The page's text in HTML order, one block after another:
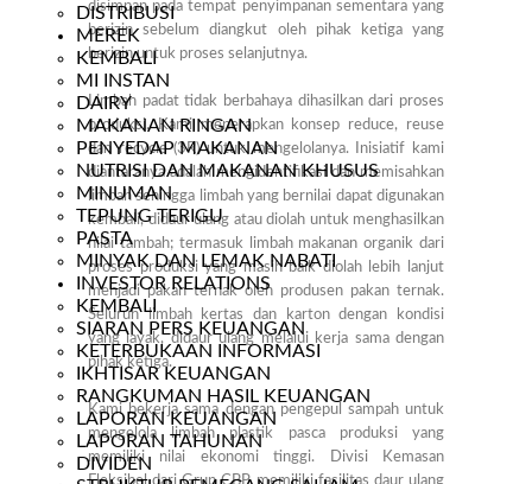
DISTRIBUSI
MEREK
KEMBALI
MI INSTAN
DAIRY
MAKANAN RINGAN
PENYEDAP MAKANAN
NUTRISI DAN MAKANAN KHUSUS
MINUMAN
TEPUNG TERIGU
PASTA
MINYAK DAN LEMAK NABATI
INVESTOR RELATIONS
KEMBALI
SIARAN PERS KEUANGAN
KETERBUKAAN INFORMASI
IKHTISAR KEUANGAN
RANGKUMAN HASIL KEUANGAN
LAPORAN KEUANGAN
LAPORAN TAHUNAN
DIVIDEN
disimpan pada tempat penyimpanan sementara yang
berizin sebelum diangkut oleh pihak ketiga yang
berizin untuk proses selanjutnya.
Limbah padat tidak berbahaya dihasilkan dari proses
produksi. Kami menerapkan konsep reduce, reuse
dan recycle (3R) untuk mengelolanya. Inisiatif kami
diantaranya adalah mengidentifikasi dan memisahkan
limbah sehingga limbah yang bernilai dapat digunakan
kembali, didaur ulang atau diolah untuk menghasilkan
nilai tambah; termasuk limbah makanan organik dari
proses produksi yang masih baik diolah lebih lanjut
menjadi pakan ternak oleh produsen pakan ternak.
Seluruh limbah kertas dan karton dengan kondisi
yang layak, didaur ulang melalui kerja sama dengan
pihak ketiga.
Kami bekerja sama dengan pengepul sampah untuk
mengelola limbah plastik pasca produksi yang
memiliki nilai ekonomi tinggi. Divisi Kemasan